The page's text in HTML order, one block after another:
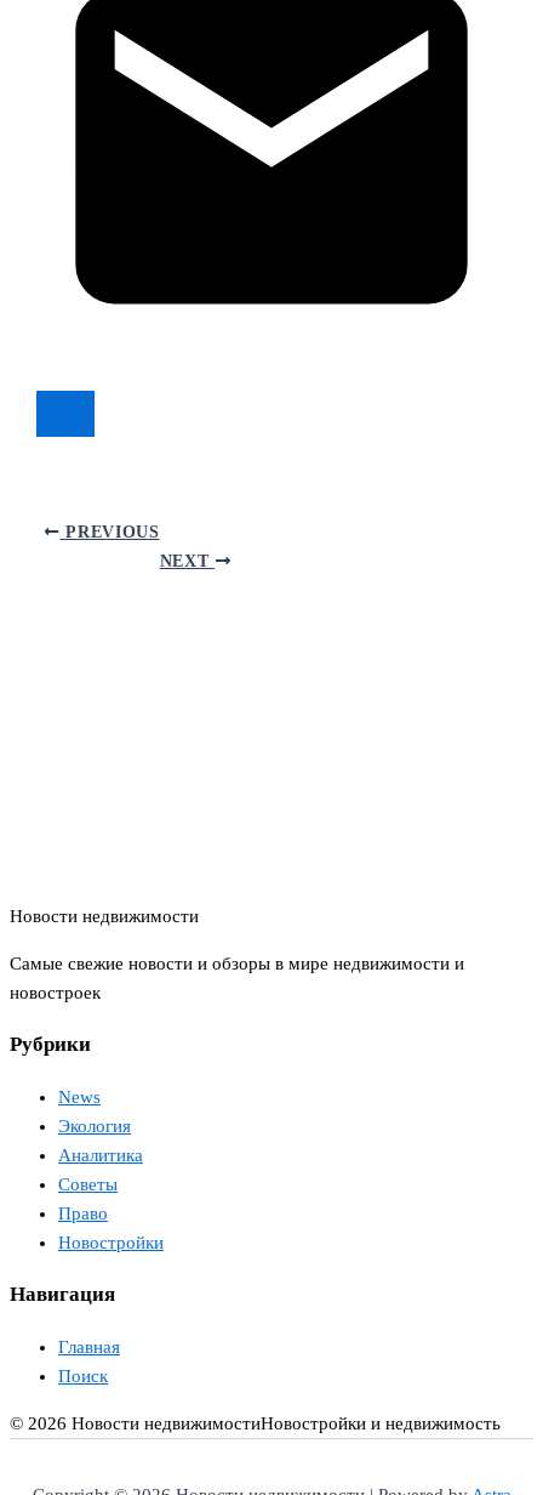
PREVIOUS
NEXT
Новости недвижимости
Самые свежие новости и обзоры в мире недвижимости и
новостроек
Рубрики
News
Экология
Аналитика
Советы
Право
Новостройки
Навигация
Главная
Поиск
© 2026 Новости недвижимостиНовостройки и недвижимость